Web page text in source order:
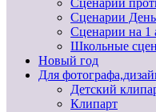
Сценарии
Сценарии на 1
Школьные
Новый год
Для
Детский
Клипарт